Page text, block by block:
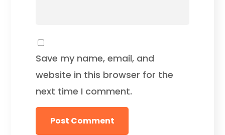
Save my name, email, and
website in this browser for the
next time I comment.